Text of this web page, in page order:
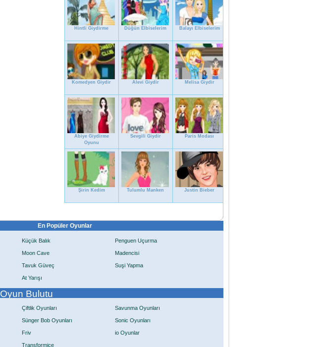
Hintli Giydirme Düğün Elbiselerim Balayı Elbiselerim
Komedyen Giydir Alevi Giydir Melisa Giydir
Abiye Giydirme
Oyunu
Sevgili Giydir Paris Modası
Şirin Kedim Tulumlu Manken Justin Bieber
En Popüler Oyunlar
Küçük Balık Penguen Uçurma
Moon Cave Madencisi
Tavuk Güveç Suşi Yapma
At Yarışı
Oyun Bulutu
Çiftlik Oyunları Savunma Oyunları
Sünger Bob Oyunları Sonic Oyunları
Friv io Oyunlar
Transformice